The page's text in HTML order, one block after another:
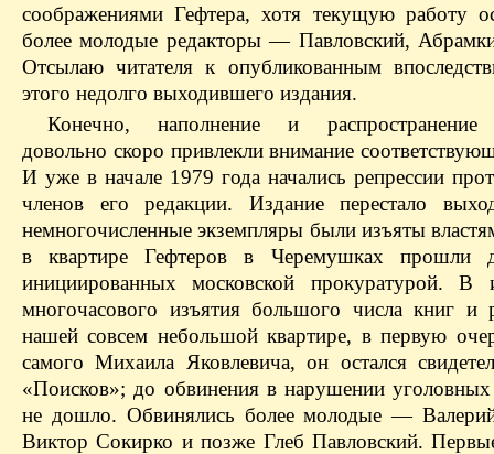
соображениями Гефтера, хотя текущую работу
более молодые редакторы — Павловский,
Отсылаю читателя к опубликованным
этого недолго выходившего издания.
Конечно, наполнение и распространение
довольно скоро привлекли внимание
И уже в начале 1979 года начались репрессии
членов его редакции. Издание перестало
немногочисленные экземпляры были изъяты
в квартире Гефтеров в Черемушках прошли
инициированных московской прокуратурой. В
многочасового изъятия большого числа книг и
нашей совсем небольшой квартире, в первую
самого Михаила Яковлевича, он остался
«Поисков»; до обвинения в нарушении уголовных
не дошло. Обвинялись более молодые —
Виктор Сокирко и позже Глеб Павловский.